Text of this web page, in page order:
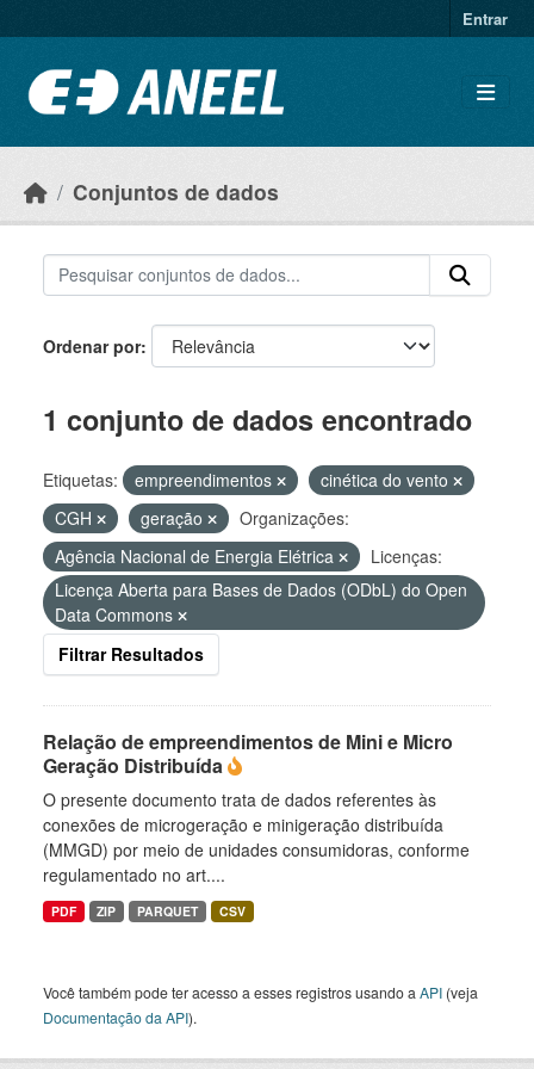
Entrar
Conjuntos de dados
Ordenar por
1 conjunto de dados encontrado
Etiquetas: empreendimentos
cinética do vento
CGH
geração
Organizações:
Agência Nacional de Energia Elétrica
Licenças:
Licença Aberta para Bases de Dados (ODbL) do Open
Data Commons
Filtrar Resultados
Relação de empreendimentos de Mini e Micro
Geração Distribuída
O presente documento trata de dados referentes às
conexões de microgeração e minigeração distribuída
(MMGD) por meio de unidades consumidoras, conforme
regulamentado no art....
PDF ZIP PARQUET CSV
Você também pode ter acesso a esses registros usando a API (veja
Documentação da API).